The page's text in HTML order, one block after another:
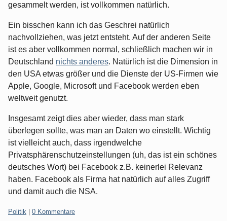
gesammelt werden, ist vollkommen natürlich.
Ein bisschen kann ich das Geschrei natürlich
nachvollziehen, was jetzt entsteht. Auf der anderen Seite
ist es aber vollkommen normal, schließlich machen wir in
Deutschland nichts anderes. Natürlich ist die Dimension in
den USA etwas größer und die Dienste der US-Firmen wie
Apple, Google, Microsoft und Facebook werden eben
weltweit genutzt.
Insgesamt zeigt dies aber wieder, dass man stark
überlegen sollte, was man an Daten wo einstellt. Wichtig
ist vielleicht auch, dass irgendwelche
Privatsphärenschutzeinstellungen (uh, das ist ein schönes
deutsches Wort) bei Facebook z.B. keinerlei Relevanz
haben. Facebook als Firma hat natürlich auf alles Zugriff
und damit auch die NSA.
Kategorien:
Politik 0 Kommentare